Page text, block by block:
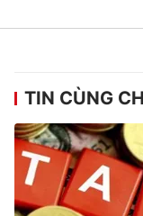
® Cấm sao chép
thuận bằng văn
thông tin từ website
TIN CÙNG